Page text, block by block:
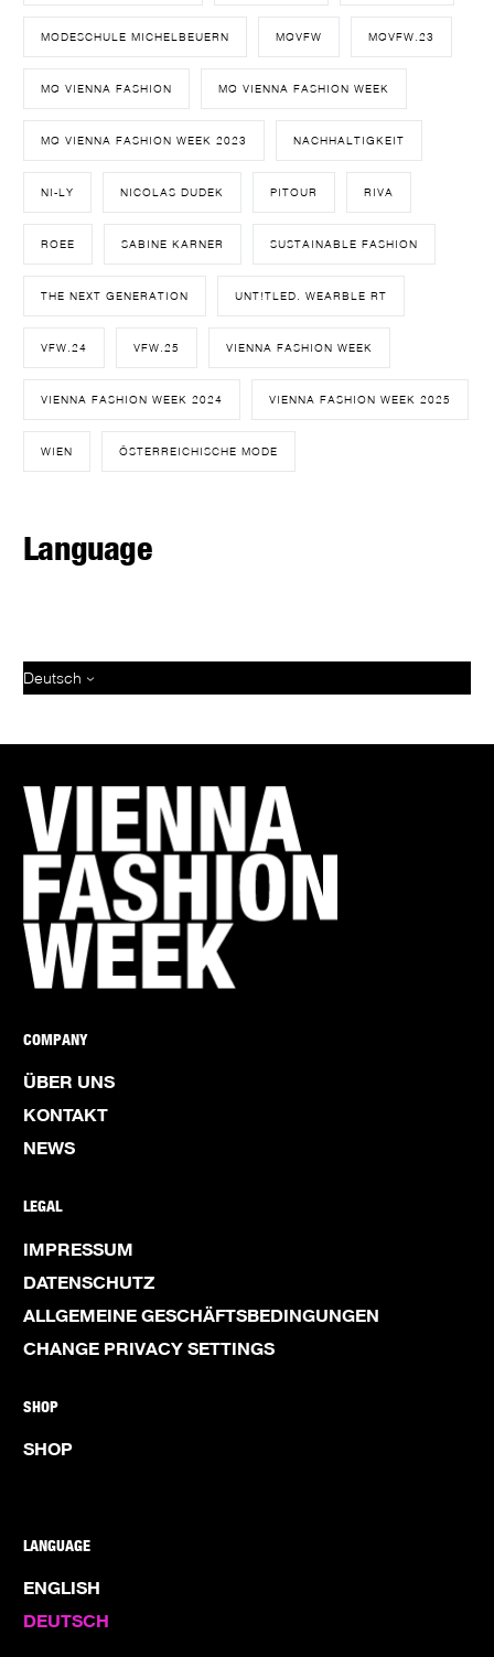
MODESCHULE MICHELBEUERN MQVFW MQVFW.23
MQ VIENNA FASHION MQ VIENNA FASHION WEEK
MQ VIENNA FASHION WEEK 2023 NACHHALTIGKEIT
NI-LY NICOLAS DUDEK PITOUR RIVA
ROEE SABINE KARNER SUSTAINABLE FASHION
THE NEXT GENERATION UNT!TLED. WEARBLE RT
VFW.24 VFW.25 VIENNA FASHION WEEK
VIENNA FASHION WEEK 2024 VIENNA FASHION WEEK 2025
WIEN ÖSTERREICHISCHE MODE
Language
Deutsch
COMPANY
ÜBER UNS
KONTAKT
NEWS
LEGAL
IMPRESSUM
DATENSCHUTZ
ALLGEMEINE GESCHÄFTSBEDINGUNGEN
CHANGE PRIVACY SETTINGS
SHOP
SHOP
LANGUAGE
ENGLISH
DEUTSCH